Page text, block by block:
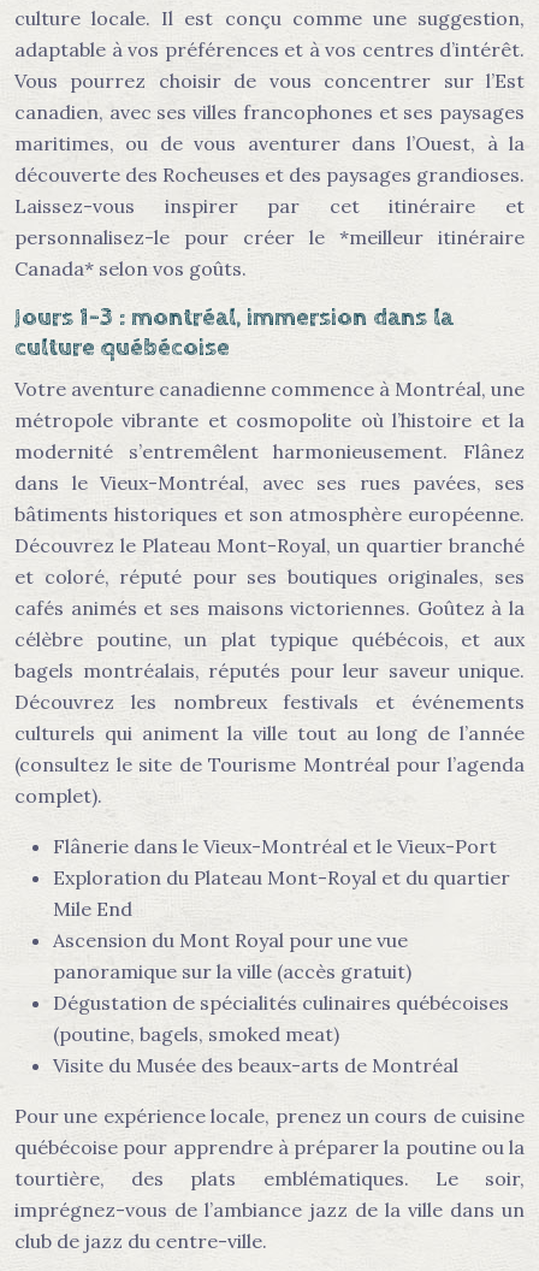
culture locale. Il est conçu comme une suggestion,
adaptable à vos préférences et à vos centres d’intérêt.
Vous pourrez choisir de vous concentrer sur l’Est
canadien, avec ses villes francophones et ses paysages
maritimes, ou de vous aventurer dans l’Ouest, à la
découverte des Rocheuses et des paysages grandioses.
Laissez-vous inspirer par cet itinéraire et
personnalisez-le pour créer le *meilleur itinéraire
Canada* selon vos goûts.
Jours 1-3 : montréal, immersion dans la
culture québécoise
Votre aventure canadienne commence à Montréal, une
métropole vibrante et cosmopolite où l’histoire et la
modernité s’entremêlent harmonieusement. Flânez
dans le Vieux-Montréal, avec ses rues pavées, ses
bâtiments historiques et son atmosphère européenne.
Découvrez le Plateau Mont-Royal, un quartier branché
et coloré, réputé pour ses boutiques originales, ses
cafés animés et ses maisons victoriennes. Goûtez à la
célèbre poutine, un plat typique québécois, et aux
bagels montréalais, réputés pour leur saveur unique.
Découvrez les nombreux festivals et événements
culturels qui animent la ville tout au long de l’année
(consultez le site de Tourisme Montréal pour l’agenda
complet).
Flânerie dans le Vieux-Montréal et le Vieux-Port
Exploration du Plateau Mont-Royal et du quartier
Mile End
Ascension du Mont Royal pour une vue
panoramique sur la ville (accès gratuit)
Dégustation de spécialités culinaires québécoises
(poutine, bagels, smoked meat)
Visite du Musée des beaux-arts de Montréal
Pour une expérience locale, prenez un cours de cuisine
québécoise pour apprendre à préparer la poutine ou la
tourtière, des plats emblématiques. Le soir,
imprégnez-vous de l’ambiance jazz de la ville dans un
club de jazz du centre-ville.